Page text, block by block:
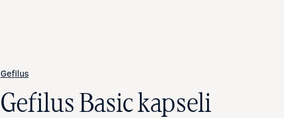
Gefilus
Gefilus Basic kapseli